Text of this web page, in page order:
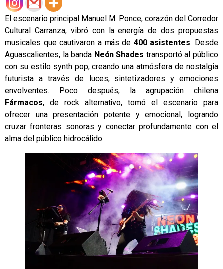
El escenario principal Manuel M. Ponce, corazón del Corredor
Cultural Carranza, vibró con la energía de dos propuestas
musicales que cautivaron a más de 400 asistentes. Desde
Aguascalientes, la banda Neón Shades transportó al público
con su estilo synth pop, creando una atmósfera de nostalgia
futurista a través de luces, sintetizadores y emociones
envolventes. Poco después, la agrupación chilena
Fármacos, de rock alternativo, tomó el escenario para
ofrecer una presentación potente y emocional, logrando
cruzar fronteras sonoras y conectar profundamente con el
alma del público hidrocálido.